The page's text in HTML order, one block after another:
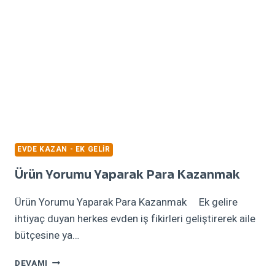
EVDE KAZAN - EK GELIR
Ürün Yorumu Yaparak Para Kazanmak
Ürün Yorumu Yaparak Para Kazanmak Ek gelire
ihtiyaç duyan herkes evden iş fikirleri geliştirerek aile
bütçesine ya…
DEVAMI ÜRÜN